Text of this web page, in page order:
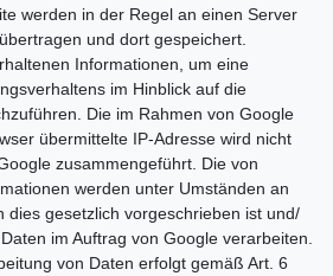
werden in der Regel an einen Server
und dort gespeichert.
Informationen, um eine
im Hinblick auf die
Die im Rahmen von Google
übermittelte IP-Adresse wird nicht
zusammengeführt. Die von
werden unter Umständen an
dies gesetzlich vorgeschrieben ist und/
im Auftrag von Google verarbeiten.
von Daten erfolgt gemäß Art. 6